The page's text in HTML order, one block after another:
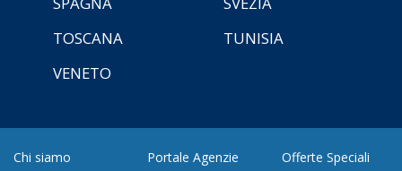
TOSCANA
TUNISIA
VENETO
Chi siamo
Portale Agenzie
Offerte Speciali